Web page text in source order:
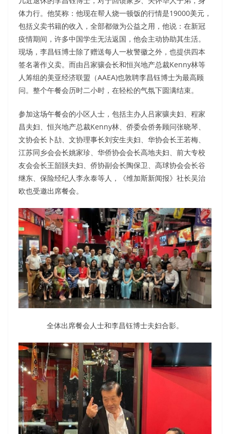
体力行。他笑称：他现在帮人烧一顿饭的行情是19000美元，
包括义卖书籍的收入，全部都做为公益之用，他说：在新冠
疫情期间，许多中国学生无法返国，他会主动协助其生活。
现场，李昌钰博士除了赠送每人一枚警徽之外，也提供四本
签名著作义卖。而由吕家骧会长和恒兴地产总裁Kenny林等
人筹组的美亚经济联盟（AAEA)也敦聘李昌钰博士为最高顾
问。整个午餐会历时二小时，在轻松的气氛下圆满结束。
参加这场午餐会的小区人士，包括主办人吕家骧夫妇、程家
昌夫妇、恒兴地产总裁Kenny林、侨委会侨务顾问张晓琴、
文协会长卜劼、文协理事长刘安生夫妇、华协会长王若梅、
江苏同乡会会长姚家珍、华侨协会会长高地夫妇、前大专校
友会会长王韶韺夫妇、侨协副会长陶保卫、高球协会会长谷
继东、保险经纪人李永泰等人，《维加斯新闻报》社长吴治
欧也受邀出席餐会。
全体出席餐会人士和李昌钰博士夫妇合影。